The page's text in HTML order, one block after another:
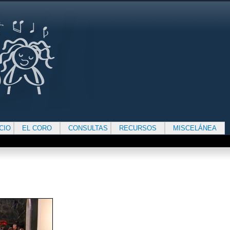
EL CORO CONSULTAS RECURSOS MISCELÁNEA